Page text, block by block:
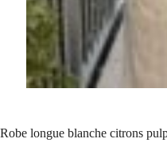
Robe longue blanche citrons